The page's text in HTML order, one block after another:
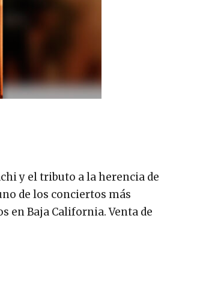
y el tributo a la herencia de
de los conciertos más
en Baja California. Venta de